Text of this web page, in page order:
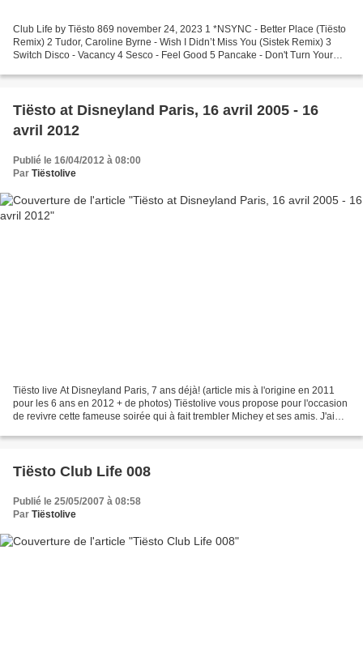
Club Life by Tiësto 869 november 24, 2023 1 *NSYNC - Better Place (Tiësto
Remix) 2 Tudor, Caroline Byrne - Wish I Didn’t Miss You (Sistek Remix) 3
Switch Disco - Vacancy 4 Sesco - Feel Good 5 Pancake - Don't Turn Your
Tiësto at Disneyland Paris, 16 avril 2005 - 16
avril 2012
Publié le 16/04/2012 à 08:00
Par Tiëstolive
Tiësto live At Disneyland Paris, 7 ans déjà! (article mis à l'origine en 2011
pour les 6 ans en 2012 + de photos) Tiëstolive vous propose pour l'occasion
de revivre cette fameuse soirée qui à fait trembler Michey et ses amis. J'ai
Tiësto Club Life 008
Publié le 25/05/2007 à 08:58
Par Tiëstolive